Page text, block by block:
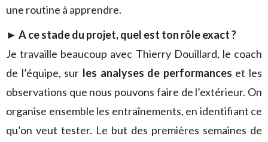
une routine à apprendre.
► A ce stade du projet, quel est ton rôle exact ?
Je travaille beaucoup avec Thierry Douillard, le coach
de l’équipe, sur les analyses de performances et les
observations que nous pouvons faire de l’extérieur. On
organise ensemble les entraînements, en identifiant ce
qu’on veut tester. Le but des premières semaines de